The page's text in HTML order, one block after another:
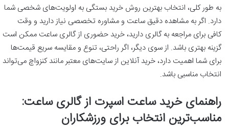
به طور کلی، انتخاب بهترین روش خرید بستگی به اولویت‌های شخصی شما
دارد. اگر به مشاهده دقیق ساعت و مشاوره تخصصی نیاز دارید و وقت
کافی برای مراجعه به گالری دارید، خرید حضوری از گالری ساعت ممکن است
گزینه بهتری باشد. از سوی دیگر، اگر راحتی، تنوع و مقایسه سریع قیمت‌ها
برای شما اهمیت دارد، خرید آنلاین از سایت‌های معتبر مانند کنزواچ می‌تواند
انتخاب مناسبی باشد.
راهنمای خرید ساعت اسپرت از گالری ساعت:
مناسب‌ترین انتخاب برای ورزشکاران